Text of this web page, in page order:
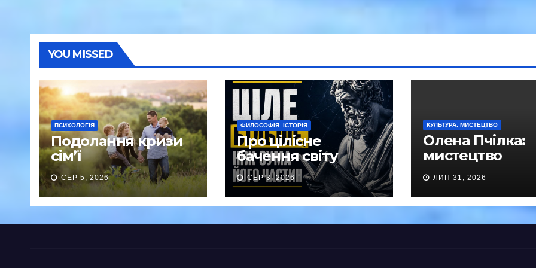
YOU MISSED
ПСИХОЛОГІЯ
Подолання кризи
сім’ї
СЕР 5, 2026
ФИЛОСОФІЯ. ІСТОРІЯ
Про цілісне
бачення світу
СЕР 3, 2026
КУЛЬТУРА. МИСТЕЦТВО
Олена Пчілка:
мистецтво
прямостояння
ЛИП 31, 2026